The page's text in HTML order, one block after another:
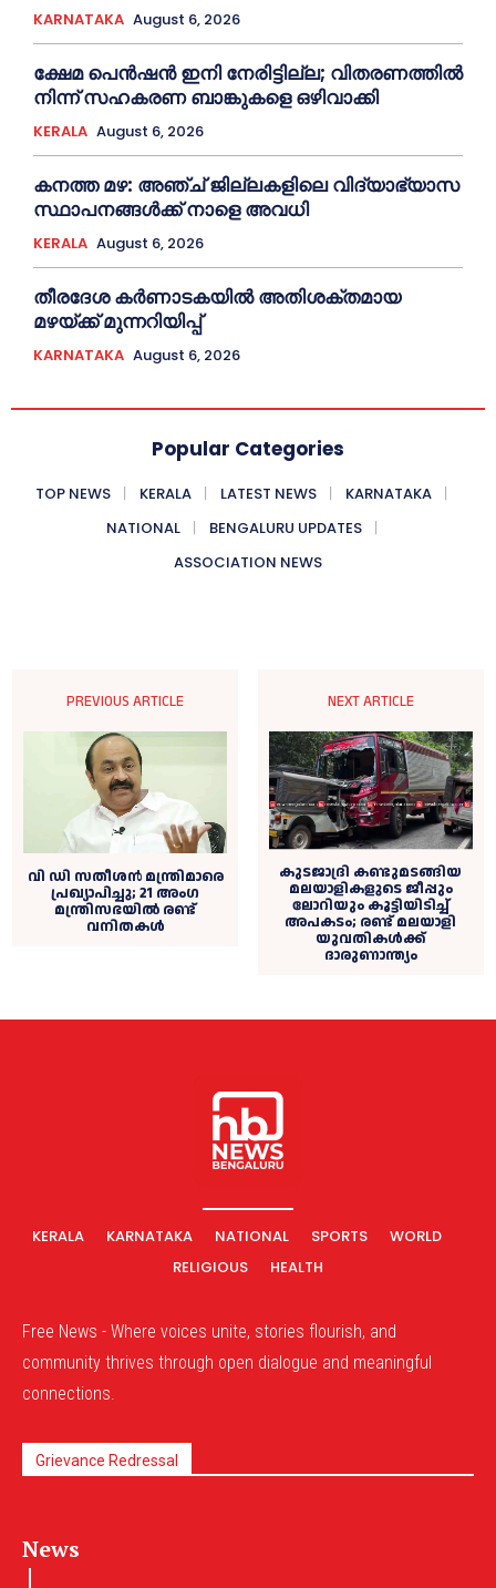
KARNATAKA August 6, 2026
ക്ഷേമ പെൻഷൻ ഇനി നേരിട്ടില്ല; വിതരണത്തിൽ
നിന്ന് സഹകരണ ബാങ്കുകളെ ഒഴിവാക്കി
KERALA August 6, 2026
കനത്ത മഴ: അഞ്ച് ജില്ലകളിലെ വിദ്യാഭ്യാസ
സ്ഥാപനങ്ങൾക്ക് നാളെ അവധി
KERALA August 6, 2026
തീരദേശ കർണാടകയിൽ അതിശക്തമായ
മഴയ്ക്ക് മുന്നറിയിപ്പ്
KARNATAKA August 6, 2026
Popular Categories
TOP NEWS KERALA LATEST NEWS
KARNATAKA
NATIONAL
BENGALURU UPDATES
ASSOCIATION NEWS
PREVIOUS ARTICLE
വി ഡി സതീശൻ മന്ത്രിമാരെ
പ്രഖ്യാപിച്ചു; 21 അംഗ
മന്ത്രിസഭയില്‍ രണ്ട്
വനിതകള്‍
NEXT ARTICLE
കുടജാദ്രി കണ്ടുമടങ്ങിയ
മലയാളികളുടെ ജീപ്പും
ലോറിയും കൂട്ടിയിടിച്ച്
അപകടം; രണ്ട് മലയാളി
യുവതികൾക്ക്
ദാരുണാന്ത്യം
KERALA KARNATAKA NATIONAL SPORTS
WORLD
RELIGIOUS
HEALTH
Free News - Where voices unite, stories flourish, and
community thrives through open dialogue and meaningful
connections.
Grievance Redressal
News